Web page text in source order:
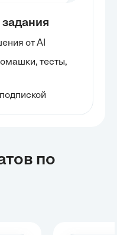
от AI
тесты,
по